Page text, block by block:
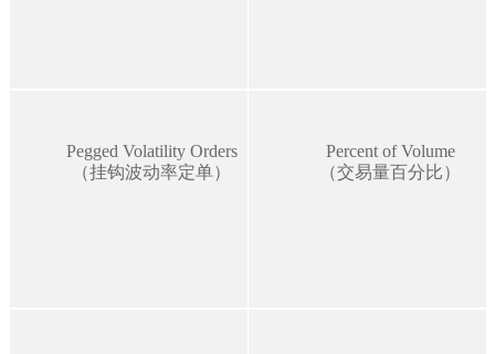
Pegged Volatility Orders
（挂钩波动率定单）
Percent of Volume
（交易量百分比）